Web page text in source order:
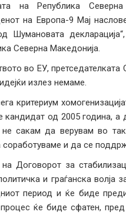
на Република
на Европа-9 Мај
Шумановата
Северна Македонија.
во ЕУ,
излез немаме.
критериум
кандидат од 2005 година,
сакам да верувам во
соработуваме и да се
Договорот за
и граѓанска волја
период и ќе биде
процес ќе биде сфатен,